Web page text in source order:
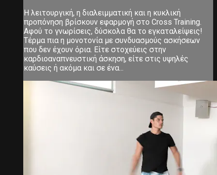
Η λειτουργική, η διαλειμματική και η κυκλική
προπόνηση βρίσκουν εφαρμογή στο Cross Training.
Αφού το γνωρίσεις, δύσκολα θα το εγκαταλείψεις!
Τέρμα πια η μονοτονία με συνδυασμούς ασκήσεων
που δεν έχουν όρια. Είτε στοχεύεις στην
καρδιοαναπνευστική άσκηση, είτε στις υψηλές
καύσεις ή ακόμα και σε ένα...